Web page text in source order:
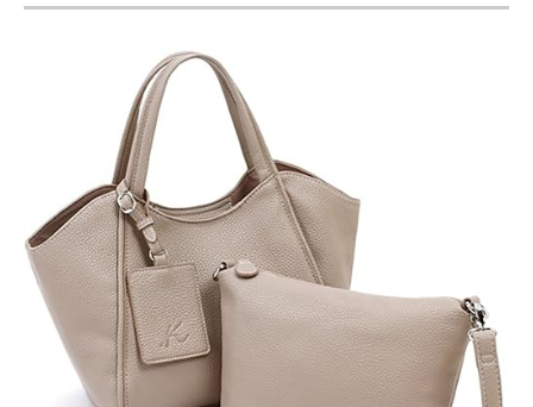
好きが集まる 比べて選べる
ビジネスと働き方のヒント
AI活用のいまが分かる
企業ITのトレンドを詳説
経営リーダーのコミュニティ
マーケ×ITの今がよく分かる
ITエンジニア向け専門サイト